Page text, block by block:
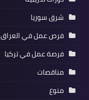
شرق سوريا
فرص عمل في العراق
فرصة عمل في تركيا
مناقصات
منوع